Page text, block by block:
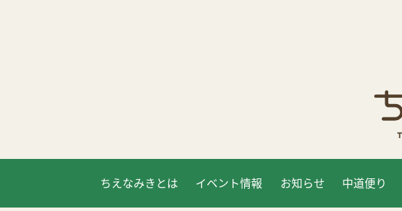
ちえなみきとは イベント情報 お知らせ 中道便り